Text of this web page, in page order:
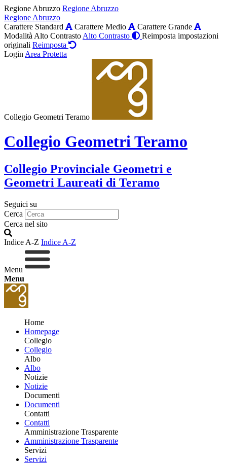
Regione Abruzzo Regione Abruzzo
Regione Abruzzo
Carattere Standard
Carattere Medio
Carattere Grande
Modalità Alto Contrasto Alto Contrasto
Reimposta impostazioni
originali Reimposta
Login Area Protetta
Collegio Geometri Teramo
Collegio Geometri Teramo
Collegio Provinciale Geometri e
Geometri Laureati di Teramo
Seguici su
Cerca
Cerca nel sito
Indice A-Z Indice A-Z
Menu
Menu
Home
Homepage
Collegio
Collegio
Albo
Albo
Notizie
Notizie
Documenti
Documenti
Contatti
Contatti
Amministrazione Trasparente
Amministrazione Trasparente
Servizi
Servizi